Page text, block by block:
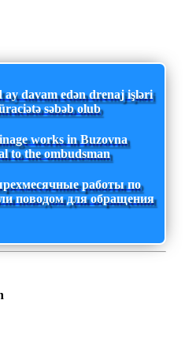
ay davam edən drenaj işləri
səbəb olub
works in Buzovna
to the ombudsman
работы по
поводом для обращения